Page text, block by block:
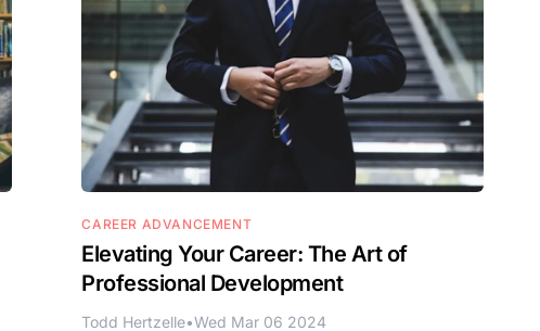
CAREER ADVANCEMENT
Elevating Your Career: The Art of
Professional Development
Todd Hertzelle•Wed Mar 06 2024